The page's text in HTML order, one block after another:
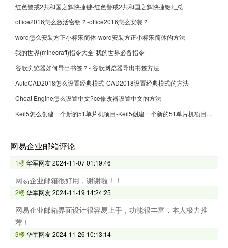
红色警戒2共和国之辉快捷键-红色警戒2共和国之辉快捷键汇总
office2016怎么激活密钥？-office2016怎么安装？
word怎么安装方正小标宋简体-word安装方正小标宋简体的方法
我的世界(minecraft)指令大全-我的世界必备指令
谷歌浏览器如何导出书签？- 谷歌浏览器导出书签方法
AutoCAD2018怎么设置经典模式-CAD2018设置经典模式的方法
Cheat Engine怎么设置中文?ce修改器设置中文的方法
Keil5怎么创建一个新的51单片机项目-Keil5创建一个新的51单片机项目的方法
网易企业邮箱评论
1楼华军网友2024-11-07 01:19:46
网易企业邮箱很好用，谢谢啦！！
2楼华军网友2024-11-19 14:24:25
网易企业邮箱界面设计很容易上手，功能很丰富，本人极力推
荐！
3楼华军网友2024-11-26 10:13:14